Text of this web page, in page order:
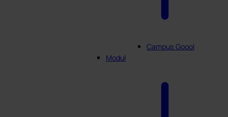
Campus Goool
Modul